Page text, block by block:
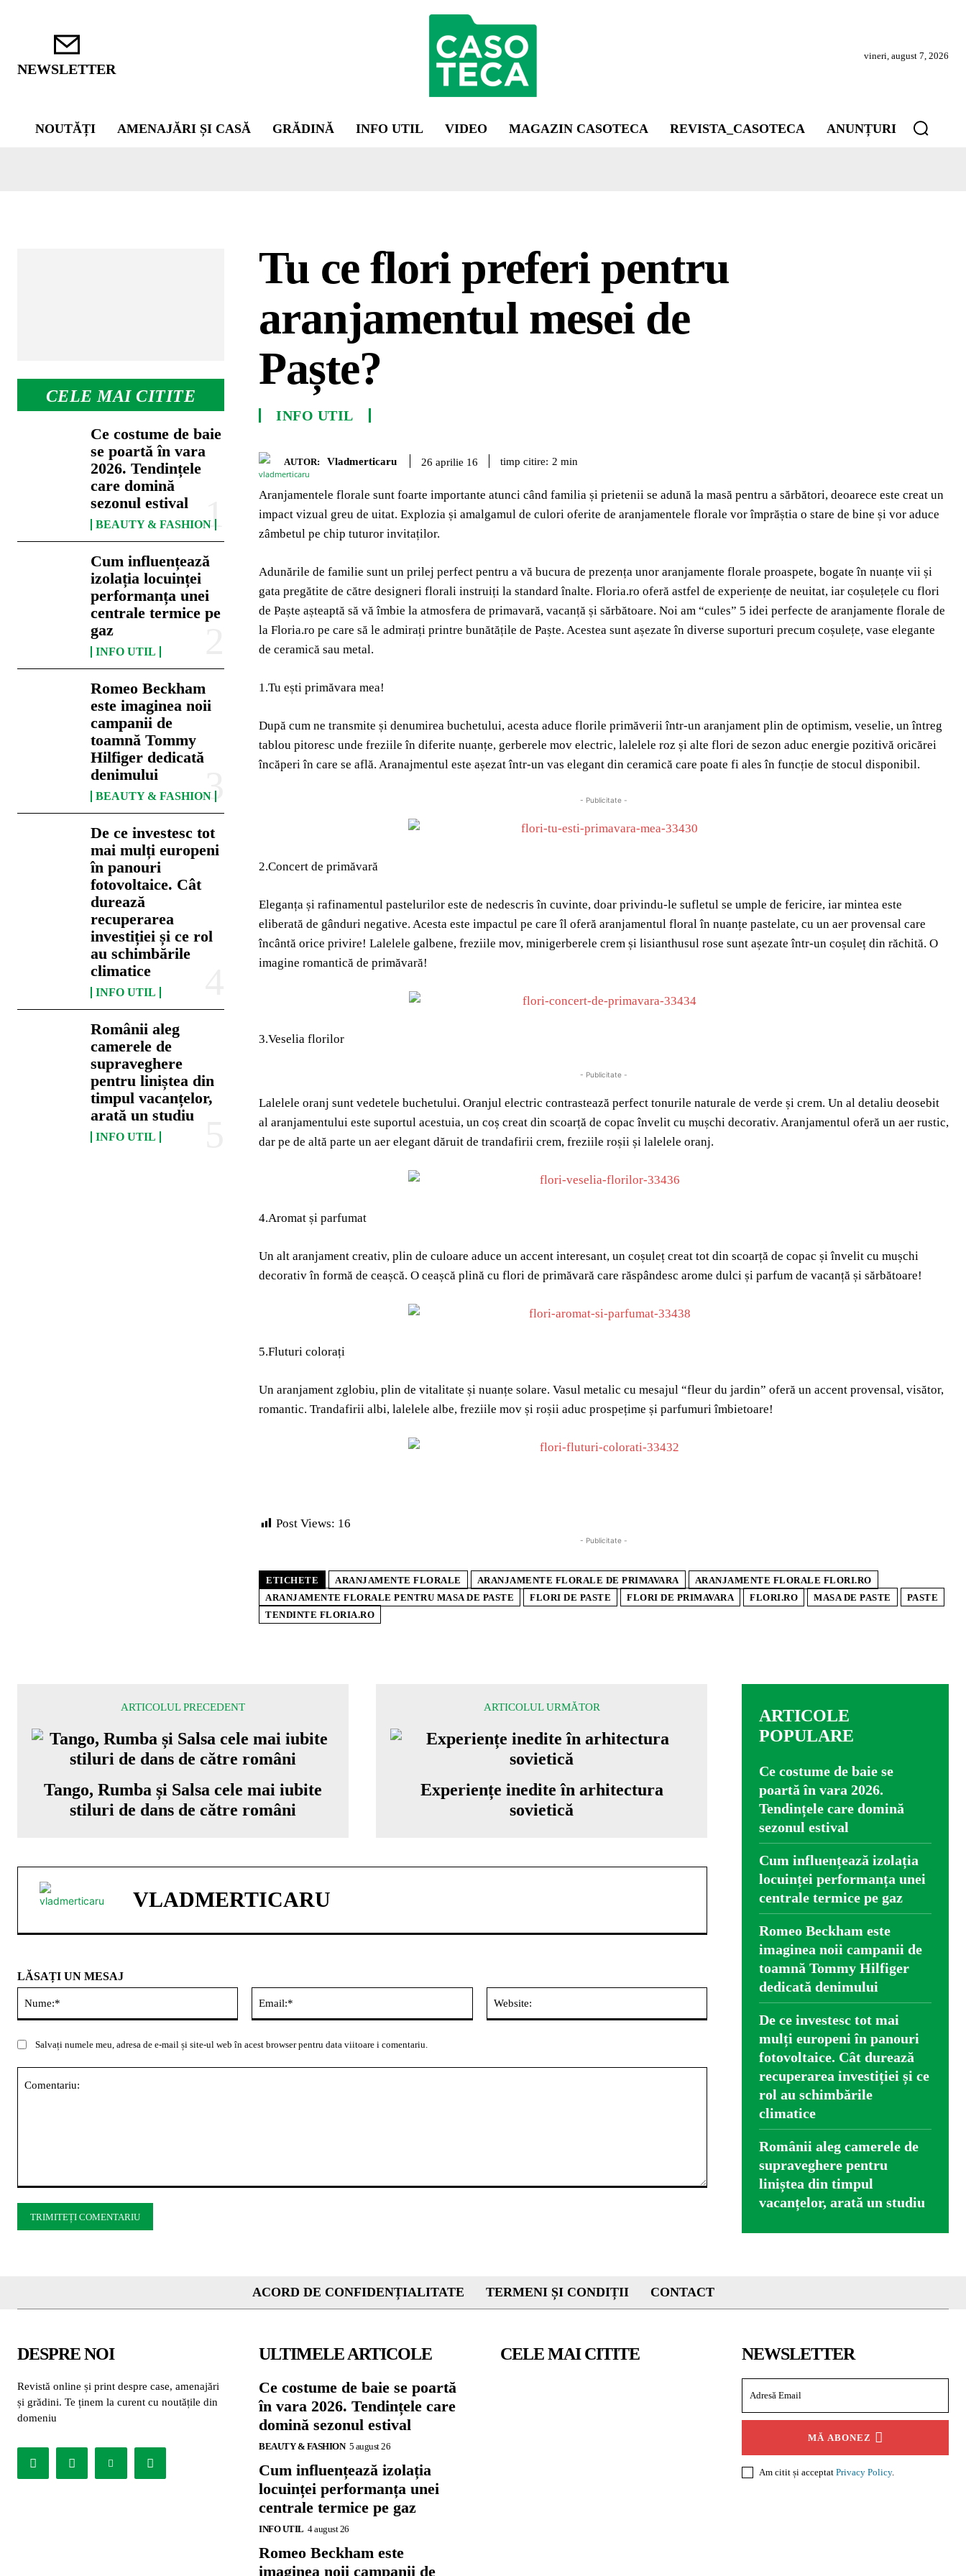
NEWSLETTER
vineri, august 7, 2026
NOUTĂȚI AMENAJĂRI ȘI CASĂ GRĂDINĂ INFO UTIL VIDEO MAGAZIN CASOTECA REVISTA_CASOTECA ANUNȚURI
CELE MAI CITITE
Ce costume de baie
se poartă în vara
2026. Tendințele
care domină
sezonul estival
BEAUTY & FASHION
Cum influențează
izolația locuinței
performanța unei
centrale termice pe
gaz
INFO UTIL
Romeo Beckham
este imaginea noii
campanii de
toamnă Tommy
Hilfiger dedicată
denimului
BEAUTY & FASHION
De ce investesc tot
mai mulți europeni
în panouri
fotovoltaice. Cât
durează
recuperarea
investiției și ce rol
au schimbările
climatice
INFO UTIL
Românii aleg
camerele de
supraveghere
pentru liniștea din
timpul vacanțelor,
arată un studiu
INFO UTIL
Tu ce flori preferi pentru
aranjamentul mesei de
Paște?
INFO UTIL
AUTOR: Vladmerticaru 26 aprilie 16 timp citire: 2 min
Aranjamentele florale sunt foarte importante atunci când familia și prietenii se adună la masă pentru a sărbători, deoarece este creat un
impact vizual greu de uitat. Explozia și amalgamul de culori oferite de aranjamentele florale vor împrăștia o stare de bine și vor aduce
zâmbetul pe chip tuturor invitaților.
Adunările de familie sunt un prilej perfect pentru a vă bucura de prezența unor aranjamente florale proaspete, bogate în nuanțe vii și
gata pregătite de către designeri florali instruiți la standard înalte. Floria.ro oferă astfel de experiențe de neuitat, iar coșulețele cu flori
de Paște așteaptă să vă îmbie la atmosfera de primavară, vacanță și sărbătoare. Noi am “cules” 5 idei perfecte de aranjamente florale de
la Floria.ro pe care să le admirați printre bunătățile de Paște. Acestea sunt așezate în diverse suporturi precum coșulețe, vase elegante
de ceramică sau metal.
1.Tu ești primăvara mea!
După cum ne transmite și denumirea buchetului, acesta aduce florile primăverii într-un aranjament plin de optimism, veselie, un întreg
tablou pitoresc unde freziile în diferite nuanțe, gerberele mov electric, lalelele roz și alte flori de sezon aduc energie pozitivă oricărei
încăperi în care se află. Aranajmentul este așezat într-un vas elegant din ceramică care poate fi ales în funcție de stocul disponibil.
- Publicitate -
2.Concert de primăvară
Eleganța și rafinamentul pastelurilor este de nedescris în cuvinte, doar privindu-le sufletul se umple de fericire, iar mintea este
eliberată de gânduri negative. Acesta este impactul pe care îl oferă aranjamentul floral în nuanțe pastelate, cu un aer provensal care
încântă orice privire! Lalelele galbene, freziile mov, minigerberele crem și lisianthusul rose sunt așezate într-un coșuleț din răchită. O
imagine romantică de primăvară!
3.Veselia florilor
- Publicitate -
Lalelele oranj sunt vedetele buchetului. Oranjul electric contrastează perfect tonurile naturale de verde și crem. Un al detaliu deosebit
al aranjamentului este suportul acestuia, un coș creat din scoarță de copac învelit cu mușchi decorativ. Aranjamentul oferă un aer rustic,
dar pe de altă parte un aer elegant dăruit de trandafirii crem, freziile roșii și lalelele oranj.
4.Aromat și parfumat
Un alt aranjament creativ, plin de culoare aduce un accent interesant, un coșuleț creat tot din scoarță de copac și învelit cu mușchi
decorativ în formă de ceașcă. O ceașcă plină cu flori de primăvară care răspândesc arome dulci și parfum de vacanță și sărbătoare!
5.Fluturi colorați
Un aranjament zglobiu, plin de vitalitate și nuanțe solare. Vasul metalic cu mesajul “fleur du jardin” oferă un accent provensal, visător,
romantic. Trandafirii albi, lalelele albe, freziile mov și roșii aduc prospețime și parfumuri îmbietoare!
Post Views: 16
- Publicitate -
ETICHETE ARANJAMENTE FLORALE ARANJAMENTE FLORALE DE PRIMAVARA
ARANJAMENTE FLORALE FLORI.RO
ARANJAMENTE FLORALE PENTRU MASA DE PASTE
FLORI DE PASTE FLORI DE PRIMAVARA FLORI.RO MASA DE PASTE
PASTE
TENDINTE FLORIA.RO
ARTICOLUL PRECEDENT
Tango, Rumba și Salsa cele mai iubite
stiluri de dans de către români
ARTICOLUL URMĂTOR
Experiențe inedite în arhitectura
sovietică
VLADMERTICARU
LĂSAȚI UN MESAJ
Salvați numele meu, adresa de e-mail și site-ul web în acest browser pentru data viitoare i comentariu.
ARTICOLE
POPULARE
Ce costume de baie se
poartă în vara 2026.
Tendințele care domină
sezonul estival
Cum influențează izolația
locuinței performanța unei
centrale termice pe gaz
Romeo Beckham este
imaginea noii campanii de
toamnă Tommy Hilfiger
dedicată denimului
De ce investesc tot mai
mulți europeni în panouri
fotovoltaice. Cât durează
recuperarea investiției și ce
rol au schimbările
climatice
Românii aleg camerele de
supraveghere pentru
liniștea din timpul
vacanțelor, arată un studiu
ACORD DE CONFIDENȚIALITATE TERMENI ȘI CONDIȚII CONTACT
DESPRE NOI
Revistă online și print despre case, amenajări
și grădini. Te ținem la curent cu noutățile din
domeniu
ULTIMELE ARTICOLE
Ce costume de baie se poartă
în vara 2026. Tendințele care
domină sezonul estival
BEAUTY & FASHION 5 august 26
Cum influențează izolația
locuinței performanța unei
centrale termice pe gaz
INFO UTIL 4 august 26
Romeo Beckham este
imaginea noii campanii de
CELE MAI CITITE NEWSLETTER
MĂ ABONEZ
Am citit și acceptat Privacy Policy.